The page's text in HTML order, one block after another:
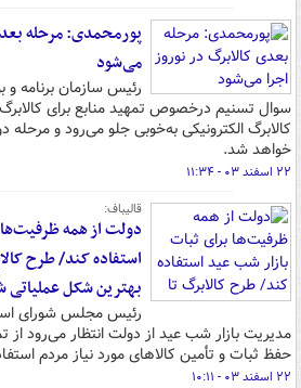
پورمحمدی: مرحله
می‌شود
رئیس سازمان برنامه
سوال تسنیم درخصوص تمهید منابع برای
کالابرگ الکترونیکی به‌خوبی جلو می‌رود و مرحله
خواهد شد.
۲۲ اسفند ۰۳ - ۱۱:۳۴
قالیباف:
دولت از همه
استفاده کند/ طرح
بهترین شکل عملیاتی
رئیس مجلس شورای
مدیریت بازار شب عید از دولت انتظار می‌رود از
حفظ ثبات و تأمین کالاهای مورد نیاز مردم
۲۲ اسفند ۰۳ - ۱۰:۱۱